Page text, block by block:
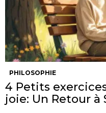
PHILOSOPHIE
4 Petits
joie: Un Retour à